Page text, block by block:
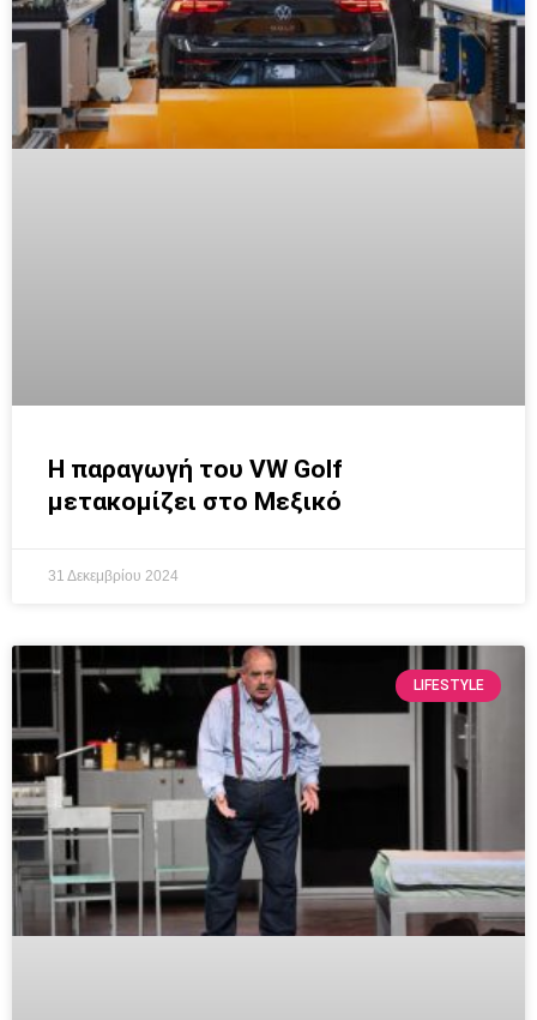
Η παραγωγή του VW Golf
μετακομίζει στο Μεξικό
31 Δεκεμβρίου 2024
LIFESTYLE